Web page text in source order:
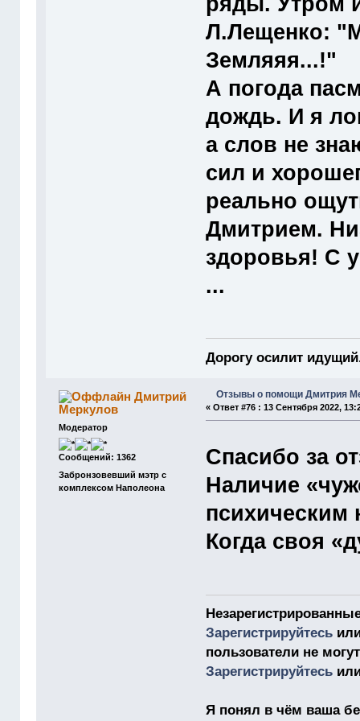
Л.Лещенко:
Земляяя...!"
А погода
дождь. И я
а слов не
сил и
реально
Дмитрием.
здоровья! С
...
Дорогу осилит
Дмитрий
Меркулов
Модератор
Сообщений: 1362
Забронзовевший мэтр с
комплексом Наполеона
Отзывы о помощи Дмитрия
«Ответ #76 : 13 Сентября 2022,
Спасибо за
Наличие
психическим
Когда своя
Зарегистрируйтесь
пользователи не
Зарегистрируйтесь
Я понял в чём ваша